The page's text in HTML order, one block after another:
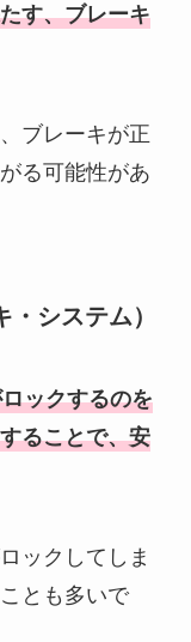
す、ブレーキ
ブレーキが正
る可能性があ
システム）
ックするのを
ることで、安
ックしてしま
とも多いで